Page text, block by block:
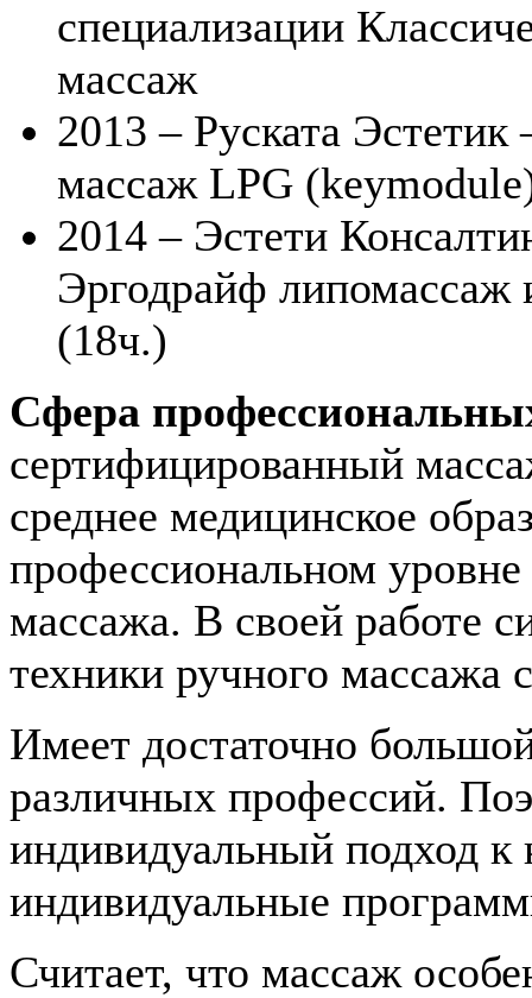
специализации
массаж
2013 – Руската
массаж LPG
2014 – Эстети
Эргодрайф
(18ч.)
Сфера
сертифицированный
среднее медицинское
профессиональном
массажа. В своей работе
техники ручного массажа
Имеет достаточно
различных профессий.
индивидуальный подход к
индивидуальные
Считает, что массаж